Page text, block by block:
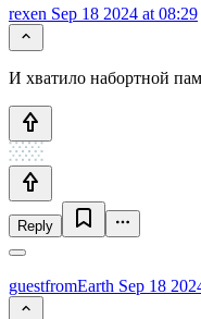
rexen Sep 18 2024 at 08:29
И хватило набортной
Reply
guestfromEarth Sep 18